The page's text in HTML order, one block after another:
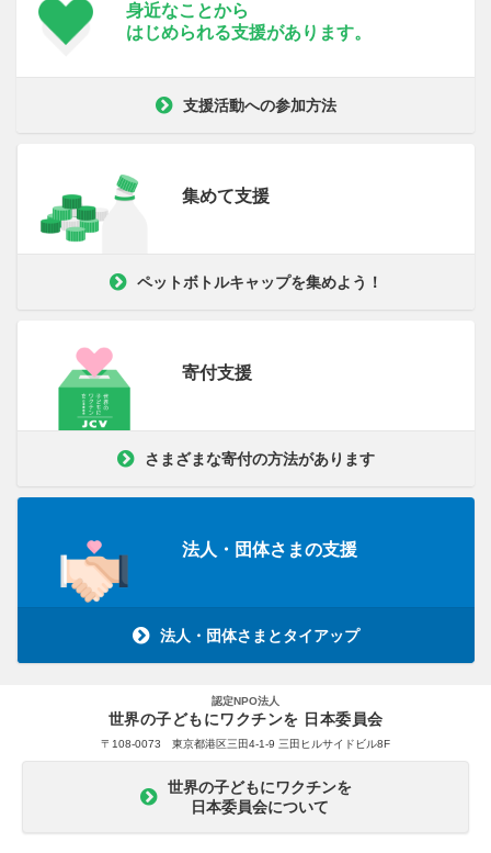
身近なことから
はじめられる支援があります。
支援活動への参加方法
集めて支援
ペットボトルキャップを集めよう！
寄付支援
さまざまな寄付の方法があります
法人・団体さまの支援
法人・団体さまとタイアップ
認定NPO法人
世界の子どもにワクチンを 日本委員会
〒108-0073 東京都港区三田4-1-9 三田ヒルサイドビル8F
世界の子どもにワクチンを
日本委員会について